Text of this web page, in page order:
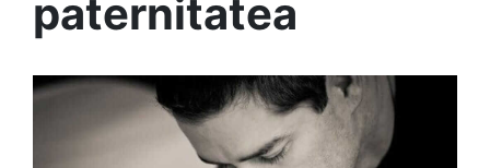
paternitatea